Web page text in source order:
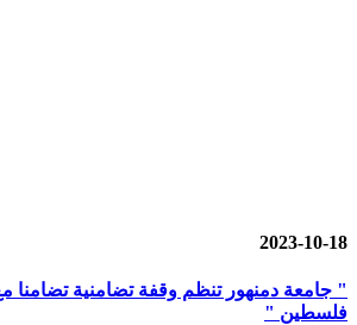
2023-10-18
" جامعة دمنهور تنظم وقفة تضامنية تضامنا
فلسطين "